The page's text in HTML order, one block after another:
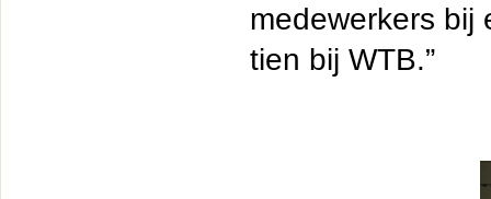
medewerkers bij
tien bij WTB.”